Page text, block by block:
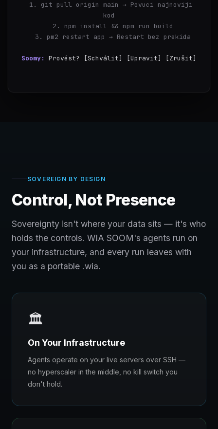
kod
  2. npm install && npm run build
  3. pm2 restart app → Restart bez prekida
Soomy:
Provést? [Schválit] [Upravit] [Zrušit]
SOVEREIGN BY DESIGN
Control, Not Presence
Sovereignty isn't where your data sits — it's who
holds the controls. WIA SOOM's agents run on
your infrastructure, and every run leaves with
you as a portable .wia.
🏛️
On Your Infrastructure
Agents operate on your live servers over SSH —
no hyperscaler in the middle, no kill switch you
don't hold.